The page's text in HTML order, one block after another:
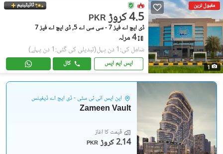
مقبول ترین
1
ٹائیٹینیم
PKR 4.5 کروڑ
ڈی ایچ اے فیز 7 - سی سی اے 5, ڈی ایچ اے فیز 7
4 مرلہ
شامل کی:1 دن پہل (تبدیلی کی گئی:1 دن پہلے)
ایس ایم ایس کال
این ایس آئی ٹی سٹی - ڈی ایچ اے ڈیفینس
Zameen Vault
قیمت کا آغاز
PKR 2.14 کروڑ